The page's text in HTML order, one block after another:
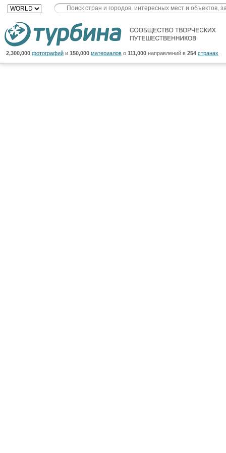
2,300,000 фотографий и 150,000 материалов о 111,000 направлений в 254 странах